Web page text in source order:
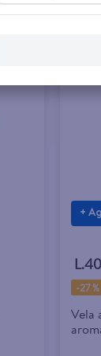
+
-27 %
Vela